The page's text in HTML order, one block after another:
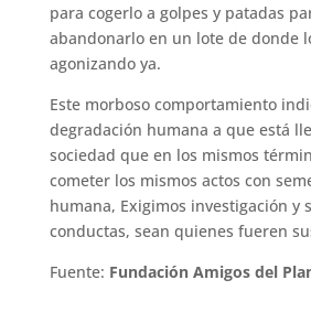
para cogerlo a golpes y patadas
abandonarlo en un lote de donde
agonizando ya.
Este morboso comportamiento
degradación humana a que está
sociedad que en los mismos
cometer los mismos actos con
humana, Exigimos investigación y
conductas, sean quienes fueren
Fuente: Fundación Amigos del